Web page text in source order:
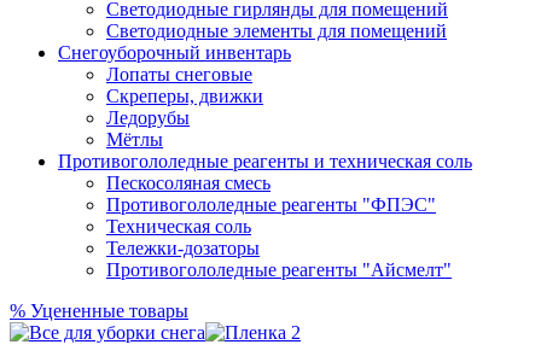
Светодиодные гирлянды для помещений
Светодиодные элементы для помещений
Снегоуборочный инвентарь
Лопаты снеговые
Скреперы, движки
Ледорубы
Мётлы
Противогололедные реагенты и техническая соль
Пескосоляная смесь
Противогололедные реагенты "ФПЭС"
Техническая соль
Тележки-дозаторы
Противогололедные реагенты "Айсмелт"
% Уцененные товары